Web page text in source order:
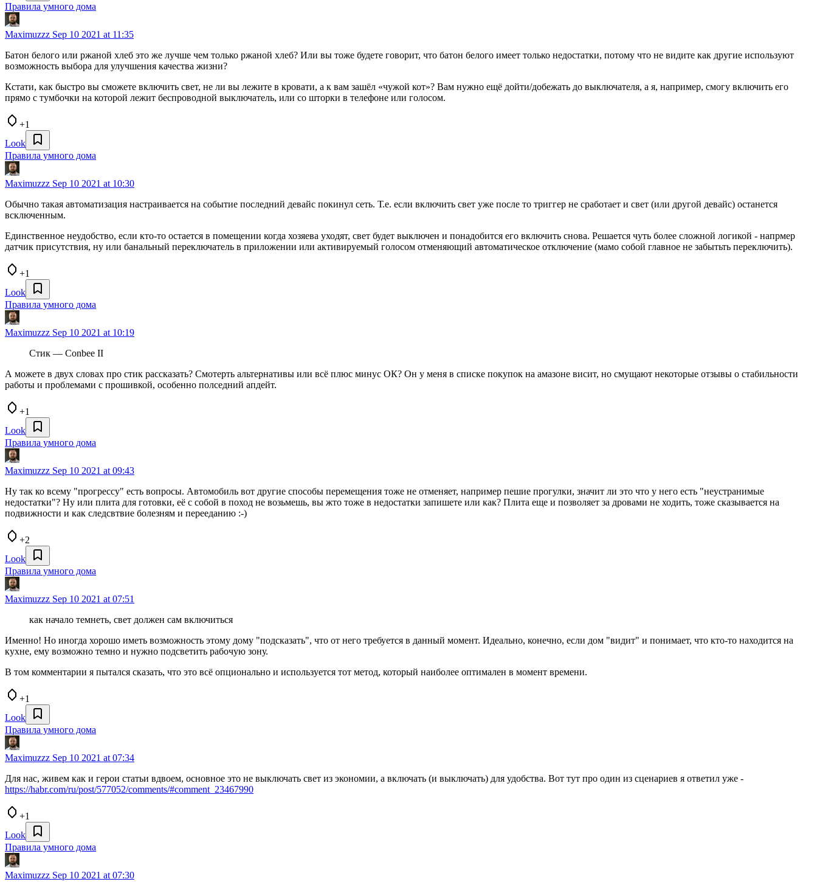
Правила умного дома
Maximuzzz Sep 10 2021 at 11:35
Батон белого или ржаной хлеб это же лучше чем только ржаной хлеб? Или вы тоже будете говорит, что батон белого имеет только недостатки, потому что не видите как другие используют
возможность выбора для улучшения качества жизни?
Кстати, как быстро вы сможете включить свет, не ли вы лежите в кровати, а к вам зашёл «чужой кот»? Вам нужно ещё дойти/добежать до выключателя, а я, например, смогу включить его
прямо с тумбочки на которой лежит беспроводной выключатель, или со шторки в телефоне или голосом.
+1
Look
Правила умного дома
Maximuzzz Sep 10 2021 at 10:30
Обычно такая автоматизация настраивается на событие последний девайс покинул сеть. Т.е. если включить свет уже после то триггер не сработает и свет (или другой девайс) останется
всключенным.
Единственное неудобство, если кто-то остается в помещении когда хозяева уходят, свет будет выключен и понадобится его включить снова. Решается чуть более сложной логикой - напрмер
датчик присутствия, ну или банальный переключатель в приложении или активируемый голосом отменяющий автоматическое отключение (мамо собой главное не забытьть переключить).
+1
Look
Правила умного дома
Maximuzzz Sep 10 2021 at 10:19
Стик — Conbee II
А можете в двух словах про стик рассказать? Смотерть альтернативы или всё плюс минус ОК? Он у меня в списке покупок на амазоне висит, но смущают некоторые отзывы о стабильности
работы и проблемами с прошивкой, особенно полседний апдейт.
+1
Look
Правила умного дома
Maximuzzz Sep 10 2021 at 09:43
Ну так ко всему "прогрессу" есть вопросы. Автомобиль вот другие способы перемещения тоже не отменяет, например пешие прогулки, значит ли это что у него есть "неустранимые
недостатки"? Ну или плита для готовки, её с собой в поход не возьмешь, вы жто тоже в недостатки запишете или как? Плита еще и позволяет за дровами не ходить, тоже сказывается на
подвижности и как следсвтвие болезням и перееданию :-)
+2
Look
Правила умного дома
Maximuzzz Sep 10 2021 at 07:51
как начало темнеть, свет должен сам включиться
Именно! Но иногда хорошо иметь возможность этому дому "подсказать", что от него требуется в данный момент. Идеально, конечно, если дом "видит" и понимает, что кто-то находится на
кухне, ему возможно темно и нужно подсветить рабочую зону.
В том комментарии я пытался сказать, что это всё опционально и используется тот метод, который наиболее оптимален в момент времени.
+1
Look
Правила умного дома
Maximuzzz Sep 10 2021 at 07:34
Для нас, живем как и герои статьи вдвоем, основное это не выключать свет из экономии, а включать (и выключать) для удобства. Вот тут про один из сценариев я ответил уже -
https://habr.com/ru/post/577052/comments/#comment_23467990
+1
Look
Правила умного дома
Maximuzzz Sep 10 2021 at 07:30